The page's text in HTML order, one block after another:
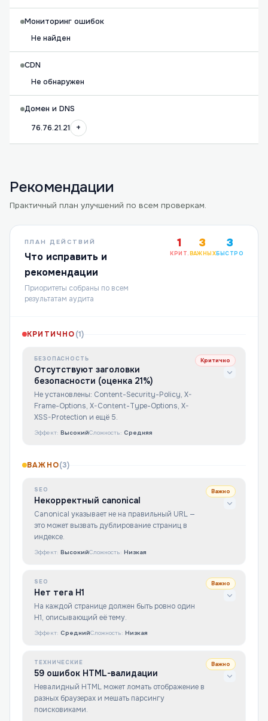
Мониторинг ошибок
Не найден
CDN
Не обнаружен
Домен и DNS
76.76.21.21
+
Рекомендации
Практичный план улучшений по всем проверкам.
ПЛАН ДЕЙСТВИЙ
Что исправить и
рекомендации
Приоритеты собраны по всем
результатам аудита
1
КРИТ.
3
ВАЖНЫХ
3
БЫСТРО
КРИТИЧНО(1)
БЕЗОПАСНОСТЬ
Отсутствуют заголовки
безопасности (оценка 21%)
Не установлены: Content-Security-Policy, X-
Frame-Options, X-Content-Type-Options, X-
XSS-Protection и ещё 5.
Критично
Эффект: ВысокийСложность: Средняя
ВАЖНО(3)
SEO
Некорректный canonical
Canonical указывает не на правильный URL —
это может вызвать дублирование страниц в
индексе.
Важно
Эффект: ВысокийСложность: Низкая
SEO
Нет тега H1
На каждой странице должен быть ровно один
H1, описывающий её тему.
Важно
Эффект: СреднийСложность: Низкая
ТЕХНИЧЕСКИЕ
59 ошибок HTML-валидации
Невалидный HTML может ломать отображение в
разных браузерах и мешать парсингу
поисковиками.
Важно